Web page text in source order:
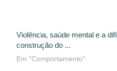
Violência, saúde mental e a
construção do ...
Em "Comportamento"